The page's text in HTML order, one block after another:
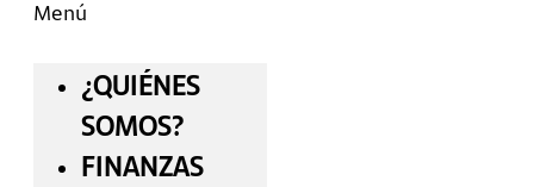
Menú
¿QUIÉNES
SOMOS?
FINANZAS